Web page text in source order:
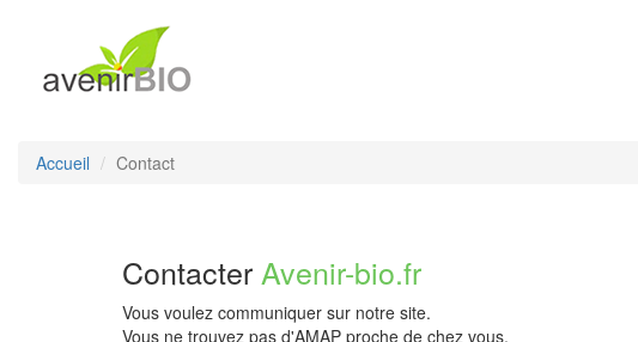
Accueil Contact
Contacter Avenir-bio.fr
Vous voulez communiquer sur notre site.
Vous ne trouvez pas d'AMAP proche de chez vous.